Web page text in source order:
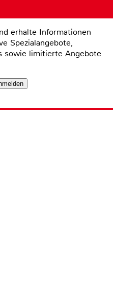
erhalte Informationen
Spezialangebote,
sowie limitierte Angebote